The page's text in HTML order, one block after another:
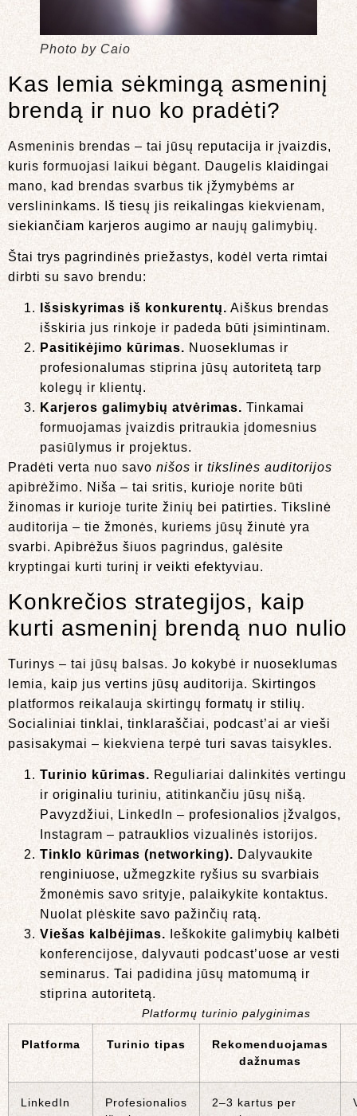
Photo by Caio
Kas lemia sėkmingą asmeninį
brendą ir nuo ko pradėti?
Asmeninis brendas – tai jūsų reputacija ir įvaizdis,
kuris formuojasi laikui bėgant. Daugelis klaidingai
mano, kad brendas svarbus tik įžymybėms ar
verslininkams. Iš tiesų jis reikalingas kiekvienam,
siekiančiam karjeros augimo ar naujų galimybių.
Štai trys pagrindinės priežastys, kodėl verta rimtai
dirbti su savo brendu:
Išsiskyrimas iš konkurentų. Aiškus brendas
išskiria jus rinkoje ir padeda būti įsimintinam.
Pasitikėjimo kūrimas. Nuoseklumas ir
profesionalumas stiprina jūsų autoritetą tarp
kolegų ir klientų.
Karjeros galimybių atvėrimas. Tinkamai
formuojamas įvaizdis pritraukia įdomesnius
pasiūlymus ir projektus.
Pradėti verta nuo savo nišos ir tikslinės auditorijos
apibrėžimo. Niša – tai sritis, kurioje norite būti
žinomas ir kurioje turite žinių bei patirties. Tikslinė
auditorija – tie žmonės, kuriems jūsų žinutė yra
svarbi. Apibrėžus šiuos pagrindus, galėsite
kryptingai kurti turinį ir veikti efektyviau.
Konkrečios strategijos, kaip
kurti asmeninį brendą nuo nulio
Turinys – tai jūsų balsas. Jo kokybė ir nuoseklumas
lemia, kaip jus vertins jūsų auditorija. Skirtingos
platformos reikalauja skirtingų formatų ir stilių.
Socialiniai tinklai, tinklaraščiai, podcast’ai ar vieši
pasisakymai – kiekviena terpė turi savas taisykles.
Turinio kūrimas. Reguliariai dalinkitės vertingu
ir originaliu turiniu, atitinkančiu jūsų nišą.
Pavyzdžiui, LinkedIn – profesionalios įžvalgos,
Instagram – patrauklios vizualinės istorijos.
Tinklo kūrimas (networking). Dalyvaukite
renginiuose, užmegzkite ryšius su svarbiais
žmonėmis savo srityje, palaikykite kontaktus.
Nuolat plėskite savo pažinčių ratą.
Viešas kalbėjimas. Ieškokite galimybių kalbėti
konferencijose, dalyvauti podcast’uose ar vesti
seminarus. Tai padidina jūsų matomumą ir
stiprina autoritetą.
Platformų turinio palyginimas
Platforma Turinio tipas
Rekomenduojamas
dažnumas
LinkedIn
Profesionalios
2–3 kartus per